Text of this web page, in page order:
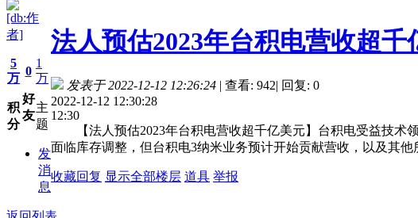
[db:作
者]
5
万
积
分
0
好
友
1
万
主
题
发
消
息
法人预估2023年台积电营收超
发表于 2022-12-12 12:26:24 | 查看: 942| 回复: 0
2022-12-12 12:30:28
12:30
【法人预估2023年台积电营收超千亿美元】台积电受益技术领
面临库存调整，但台积电3纳米业务预计开始贡献营收，以及其
收藏回复 显示全部楼层 道具 举报